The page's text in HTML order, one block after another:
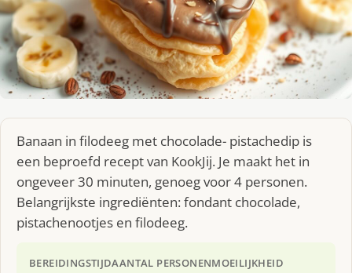
Banaan in filodeeg met chocolade- pistachedip is
een beproefd recept van KookJij. Je maakt het in
ongeveer 30 minuten, genoeg voor 4 personen.
Belangrijkste ingrediënten: fondant chocolade,
pistachenootjes en filodeeg.
BEREIDINGSTIJDAANTAL PERSONENMOEILIJKHEID